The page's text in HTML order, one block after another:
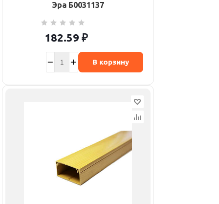
Эра Б0031137
182.59 ₽
В корзину